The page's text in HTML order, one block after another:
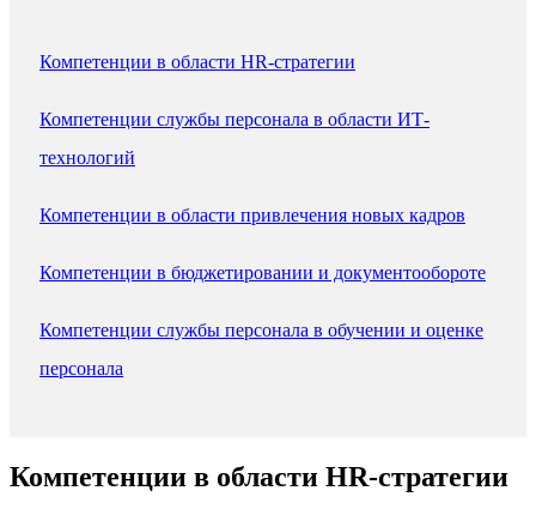
Компетенции в области HR-стратегии
Компетенции службы персонала в области ИТ-
технологий
Компетенции в области привлечения новых кадров
Компетенции в бюджетировании и документообороте
Компетенции службы персонала в обучении и оценке
персонала
Компетенции в области HR-стратегии